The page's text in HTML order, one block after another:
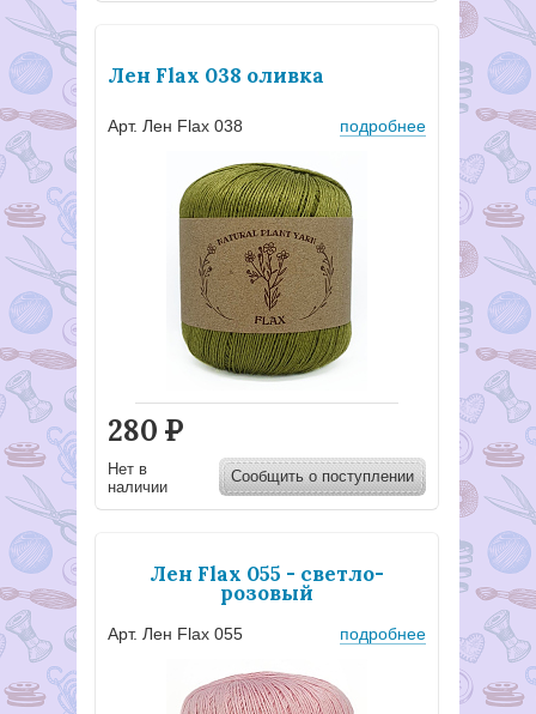
Лен Flax 038 оливка
Арт. Лен Flax 038 подробнее
280 Р
Нет в
наличии
Сообщить о поступлении
Лен Flax 055 - светло-
розовый
Арт. Лен Flax 055 подробнее